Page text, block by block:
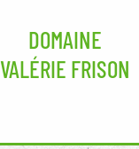
DOMAINE
VALÉRIE FRISON